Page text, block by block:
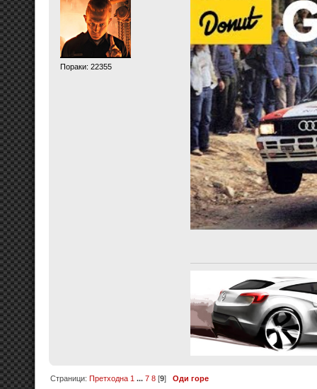
Пораки: 22355
Страници: Претходна 1 ...7 8 [9]Оди горе